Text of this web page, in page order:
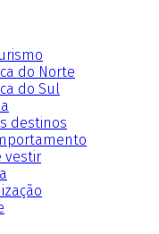
do Norte
do Sul
destinos
vestir